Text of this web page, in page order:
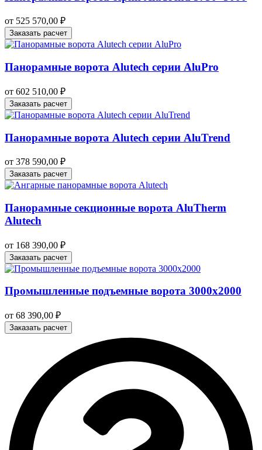
от 525 570,00 ₽
Заказать расчет
Панорамные ворота Alutech серии AluPro
от 602 510,00 ₽
Заказать расчет
Панорамные ворота Alutech серии AluTrend
от 378 590,00 ₽
Заказать расчет
Панорамные секционные ворота AluTherm
Alutech
от 168 390,00 ₽
Заказать расчет
Промышленные подъемные ворота 3000х2000
от 68 390,00 ₽
Заказать расчет